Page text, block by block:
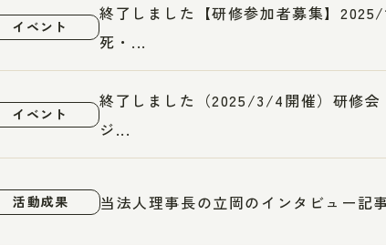
イベント
終了しました【研修参加者募集】
死・...
イベント
終了しました（2025/3/4開催）研修会
ジ...
活動成果 当法人理事長の立岡のインタビュー記